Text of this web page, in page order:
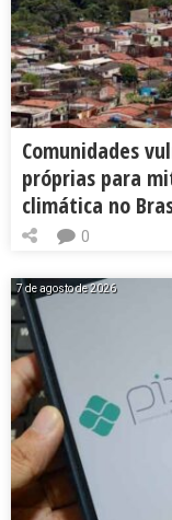
Comunidades
próprias para
climática no
0
7 de agosto de 2026